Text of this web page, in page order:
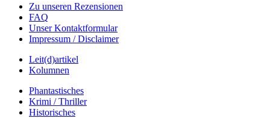
Zu unseren Rezensionen
FAQ
Unser Kontaktformular
Impressum / Disclaimer
Leit(d)artikel
Kolumnen
Phantastisches
Krimi / Thriller
Historisches